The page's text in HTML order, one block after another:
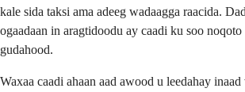
kale sida taksi ama adeeg wadaagga raacida.
ogaadaan in aragtidoodu ay caadi ku soo
gudahood.
Waxaa caadi ahaan aad awood u leedahay